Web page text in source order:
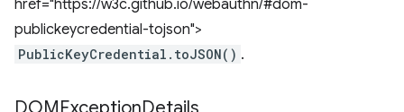
href="https://w3c.github.io/webauthn/#dom-
publickeycredential-tojson">
PublicKeyCredential.toJSON() .